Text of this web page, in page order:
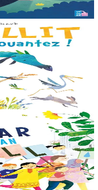
zo, geot flour hag
evit chom amañ ! a huch
ivez, met ezhomm he
gwelloc’h efedoù Mab-
mañ....